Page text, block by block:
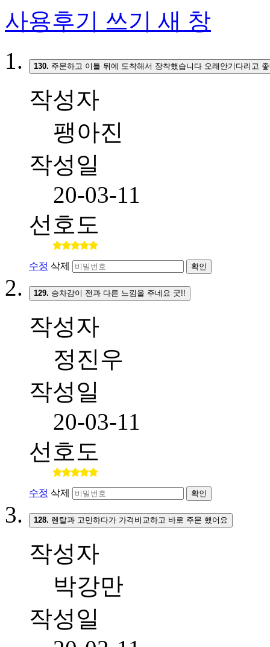
사용후기 쓰기 새 창
130. 주문하고 이틀 뒤에 도착해서 장착했습니다 오래안기다리고
작성자
팽아진
작성일
20-03-11
선호도
수정 삭제 확인
129. 승차감이 전과 다른 느낌을 주네요 굿!!
작성자
정진우
작성일
20-03-11
선호도
수정 삭제 확인
128. 렌탈과 고민하다가 가격비교하고 바로 주문 했어요
작성자
박강만
작성일